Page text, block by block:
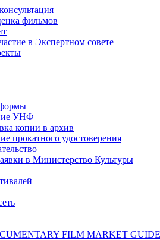
фильмов
в Экспертном совете
УНФ
копии в архив
прокатного удостоверения
в Министерство Культуры
FILM MARKET GUIDE